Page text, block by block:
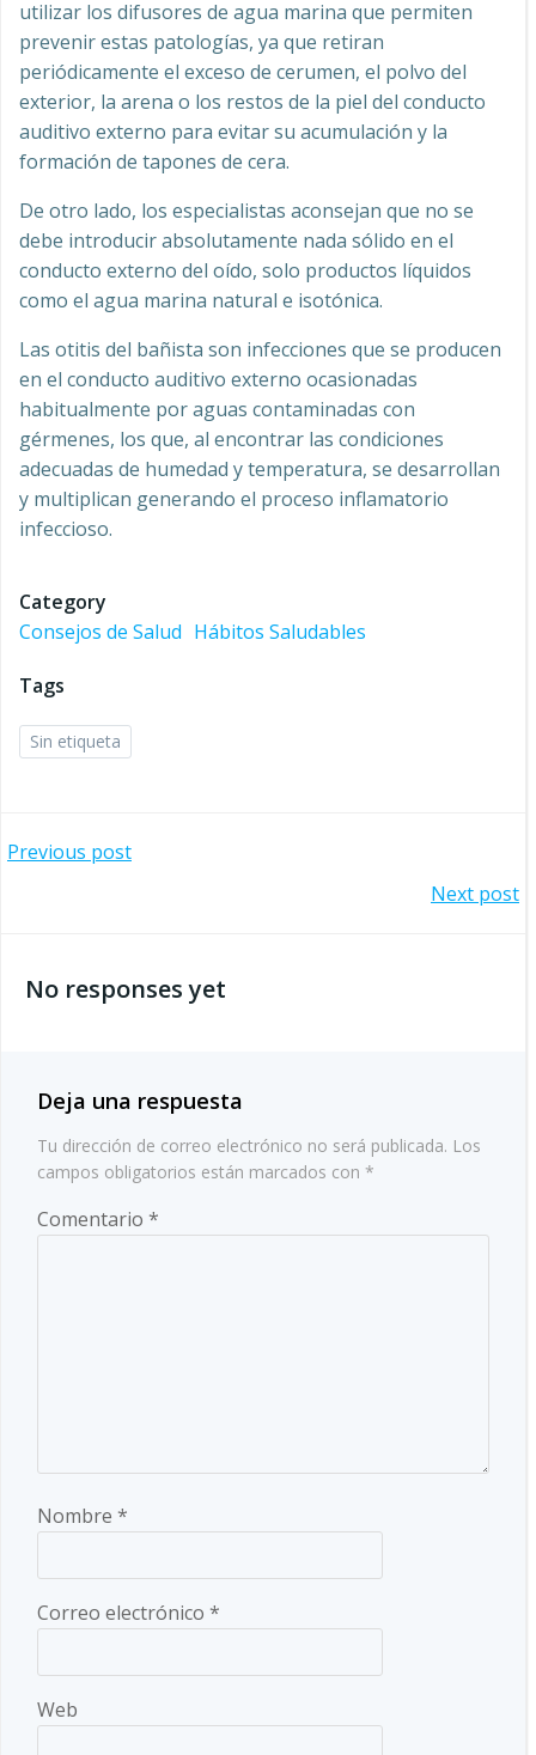
utilizar los difusores de agua marina que permiten
prevenir estas patologías, ya que retiran
periódicamente el exceso de cerumen, el polvo del
exterior, la arena o los restos de la piel del conducto
auditivo externo para evitar su acumulación y la
formación de tapones de cera.
De otro lado, los especialistas aconsejan que no se
debe introducir absolutamente nada sólido en el
conducto externo del oído, solo productos líquidos
como el agua marina natural e isotónica.
Las otitis del bañista son infecciones que se producen
en el conducto auditivo externo ocasionadas
habitualmente por aguas contaminadas con
gérmenes, los que, al encontrar las condiciones
adecuadas de humedad y temperatura, se desarrollan
y multiplican generando el proceso inflamatorio
infeccioso.
Category
Consejos de Salud Hábitos Saludables
Tags
Sin etiqueta
Navegación
las
Previous post
por
las
entradas
Next post
No responses yet
Deja una respuesta
Tu dirección de correo electrónico no será publicada. Los
campos obligatorios están marcados con *
Comentario *
Nombre *
Correo electrónico *
Web